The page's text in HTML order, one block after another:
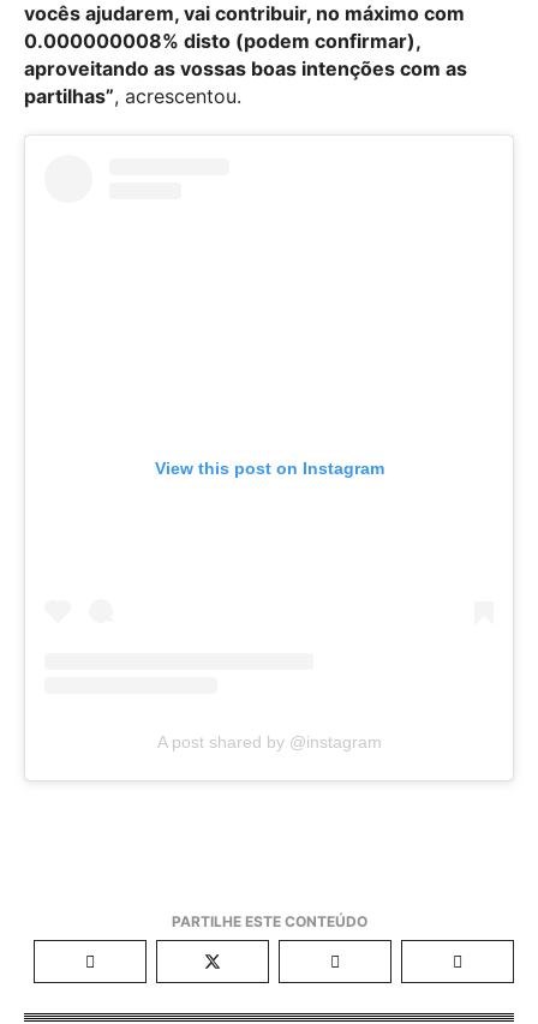
vocês ajudarem, vai contribuir, no máximo com
0.000000008% disto (podem confirmar),
aproveitando as vossas boas intenções com as
partilhas”, acrescentou.
View this post on Instagram
A post shared by @instagram